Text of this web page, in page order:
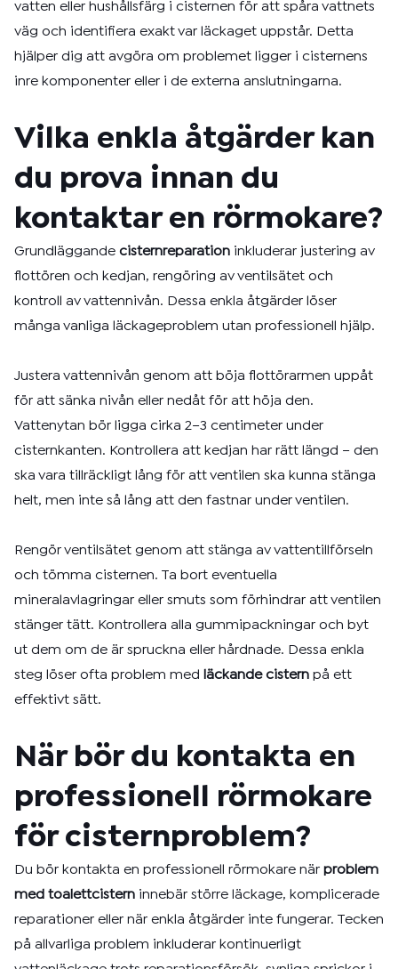
vatten eller hushållsfärg i cisternen för att spåra vattnets
väg och identifiera exakt var läckaget uppstår. Detta
hjälper dig att avgöra om problemet ligger i cisternens
inre komponenter eller i de externa anslutningarna.
Vilka enkla åtgärder kan
du prova innan du
kontaktar en rörmokare?
Grundläggande cisternreparation inkluderar justering av
flottören och kedjan, rengöring av ventilsätet och
kontroll av vattennivån. Dessa enkla åtgärder löser
många vanliga läckageproblem utan professionell hjälp.
Justera vattennivån genom att böja flottörarmen uppåt
för att sänka nivån eller nedåt för att höja den.
Vattenytan bör ligga cirka 2–3 centimeter under
cisternkanten. Kontrollera att kedjan har rätt längd – den
ska vara tillräckligt lång för att ventilen ska kunna stänga
helt, men inte så lång att den fastnar under ventilen.
Rengör ventilsätet genom att stänga av vattentillförseln
och tömma cisternen. Ta bort eventuella
mineralavlagringar eller smuts som förhindrar att ventilen
stänger tätt. Kontrollera alla gummipackningar och byt
ut dem om de är spruckna eller hårdnade. Dessa enkla
steg löser ofta problem med läckande cistern på ett
effektivt sätt.
När bör du kontakta en
professionell rörmokare
för cisternproblem?
Du bör kontakta en professionell rörmokare när problem
med toalettcistern innebär större läckage, komplicerade
reparationer eller när enkla åtgärder inte fungerar. Tecken
på allvarliga problem inkluderar kontinuerligt